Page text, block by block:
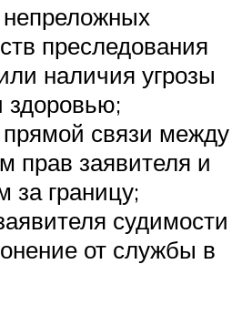
непреложных
преследования
наличия угрозы
здоровью;
прямой связи между
прав заявителя и
за границу;
судимости
от службы в